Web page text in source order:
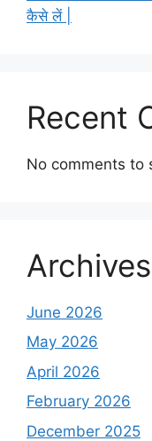
कैसे लें |
Recent
No comments to
Archives
June 2026
May 2026
April 2026
February 2026
December 2025